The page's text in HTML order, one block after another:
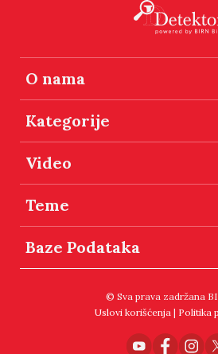
O nama
Kategorije
Video
Teme
Baze Podataka
© Sva prava zadržana
Uslovi korišćenja | Politika